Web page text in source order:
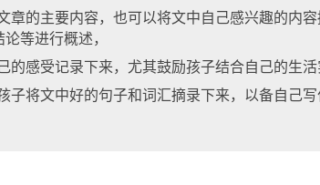
章的主要内容，也可以将文中自己感兴趣的内
等进行概述，
的感受记录下来，尤其鼓励孩子结合自己的生活
子将文中好的句子和词汇摘录下来，以备自己写